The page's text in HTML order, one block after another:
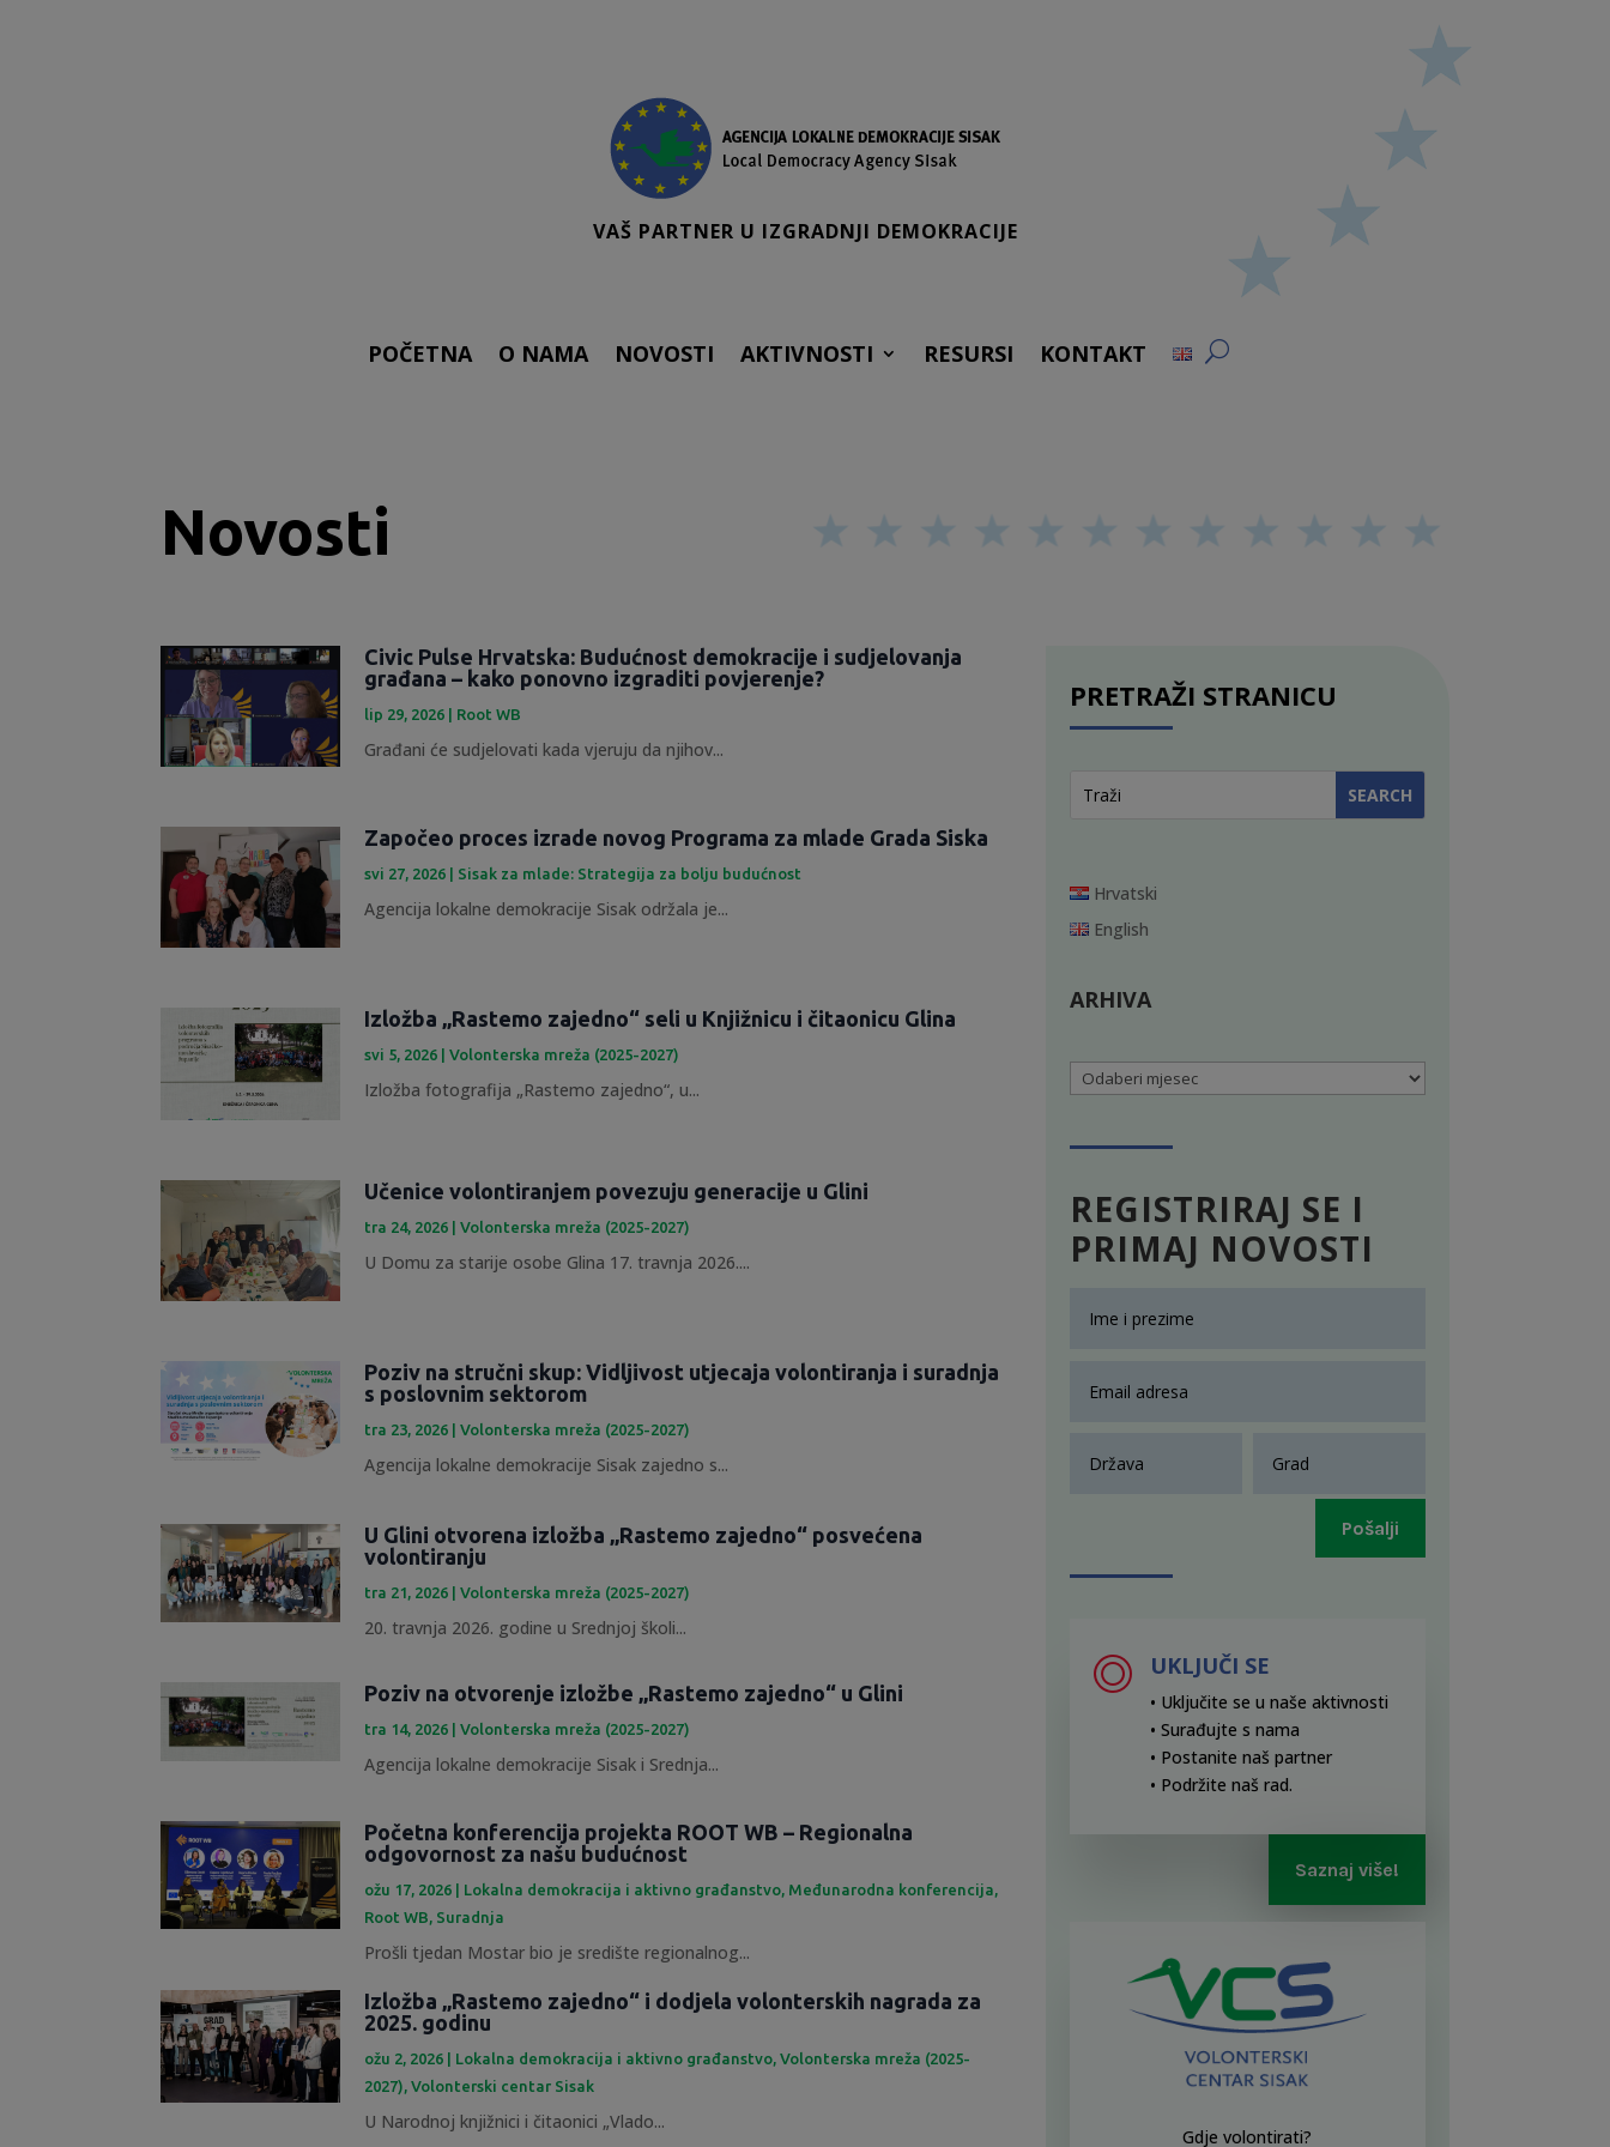
VAŠ PARTNER U IZGRADNJI DEMOKRACIJE
POČETNA O NAMA NOVOSTI AKTIVNOSTI RESURSI KONTAKT
Novosti
Civic Pulse Hrvatska: Budućnost demokracije i sudjelovanja
građana – kako ponovno izgraditi povjerenje?
lip 29, 2026 | Root WB
Građani će sudjelovati kada vjeruju da njihov...
Započeo proces izrade novog Programa za mlade Grada Siska
svi 27, 2026 | Sisak za mlade: Strategija za bolju budućnost
Agencija lokalne demokracije Sisak održala je...
Izložba „Rastemo zajedno“ seli u Knjižnicu i čitaonicu Glina
svi 5, 2026 |Volonterska mreža (2025-2027)
Izložba fotografija „Rastemo zajedno“, u...
Učenice volontiranjem povezuju generacije u Glini
tra 24, 2026 |Volonterska mreža (2025-2027)
U Domu za starije osobe Glina 17. travnja 2026....
Poziv na stručni skup: Vidljivost utjecaja volontiranja i suradnja
s poslovnim sektorom
tra 23, 2026 |Volonterska mreža (2025-2027)
Agencija lokalne demokracije Sisak zajedno s...
U Glini otvorena izložba „Rastemo zajedno“ posvećena
volontiranju
tra 21, 2026 |Volonterska mreža (2025-2027)
20. travnja 2026. godine u Srednjoj školi...
Poziv na otvorenje izložbe „Rastemo zajedno“ u Glini
tra 14, 2026 |Volonterska mreža (2025-2027)
Agencija lokalne demokracije Sisak i Srednja...
Početna konferencija projekta ROOT WB – Regionalna
odgovornost za našu budućnost
ožu 17, 2026 | Lokalna demokracija i aktivno građanstvo Međunarodna konferencija
Root WB Suradnja
Prošli tjedan Mostar bio je središte regionalnog...
Izložba „Rastemo zajedno“ i dodjela volonterskih nagrada za
2025. godinu
ožu 2, 2026 | Lokalna demokracija i aktivno građanstvo ,Volonterska mreža (2025-
2027) ,Volonterski centar Sisak
U Narodnoj knjižnici i čitaonici „Vlado...
PRETRAŽI STRANICU
Hrvatski
English
ARHIVA
Arhiva
REGISTRIRAJ SE I
PRIMAJ NOVOSTI
Pošalji
UKLJUČI SE
• Uključite se u naše aktivnosti
• Surađujte s nama
• Postanite naš partner
• Podržite naš rad.
Saznaj više!
Gdje volontirati?